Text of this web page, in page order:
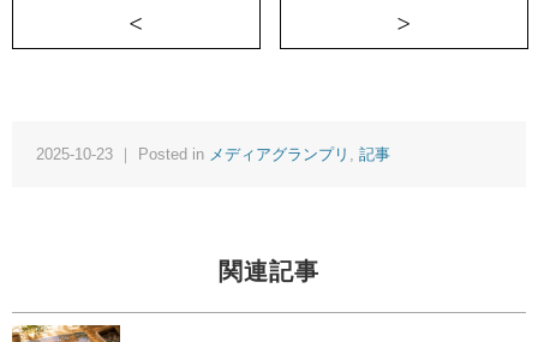
＜ 小学校5年生の1月の話をしよう
2025-10-23 ｜ Posted in メディアグランプリ , 記事
関連記事